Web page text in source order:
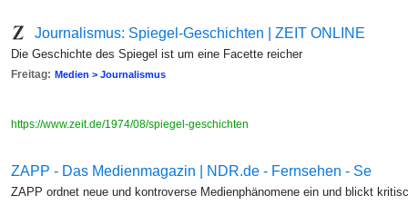
Journalismus: Spiegel-Geschichten | ZEIT ONLINE
Die Geschichte des Spiegel ist um eine Facette reicher
Freitag: Medien > Journalismus
https://www.zeit.de/1974/08/spiegel-geschichten
ZAPP - Das Medienmagazin | NDR.de - Fernsehen - Se
ZAPP ordnet neue und kontroverse Medienphänomene ein und blickt